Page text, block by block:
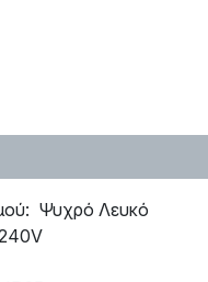
Ψυχρό Λευκό